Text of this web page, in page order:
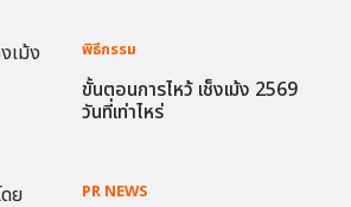
พิธีกรรม
ขั้นตอนการไหว้ เช็งเม้ง 2569
วันที่เท่าไหร่
PR NEWS